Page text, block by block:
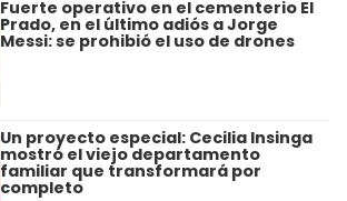
Fuerte operativo en el cementerio El
Prado, en el último adiós a Jorge
Messi: se prohibió el uso de drones
Un proyecto especial: Cecilia Insinga
mostró el viejo departamento
familiar que transformará por
completo